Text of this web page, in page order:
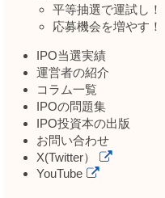
平等抽選で運試し！
応募機会を増やす！
IPO当選実績
運営者の紹介
コラム一覧
IPOの問題集
IPO投資本の出版
お問い合わせ
X(Twitter）
YouTube